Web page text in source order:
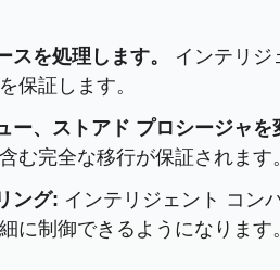
スを処理します。
インテリジ
保証します。
ー、ストアド プロシージャを
む完全な移行が保証されます
ング: インテリジェント コン
に制御できるようになります